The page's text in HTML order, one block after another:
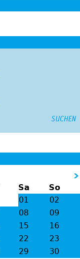
Sa
So
01
02
08
09
15
16
22
23
29
30